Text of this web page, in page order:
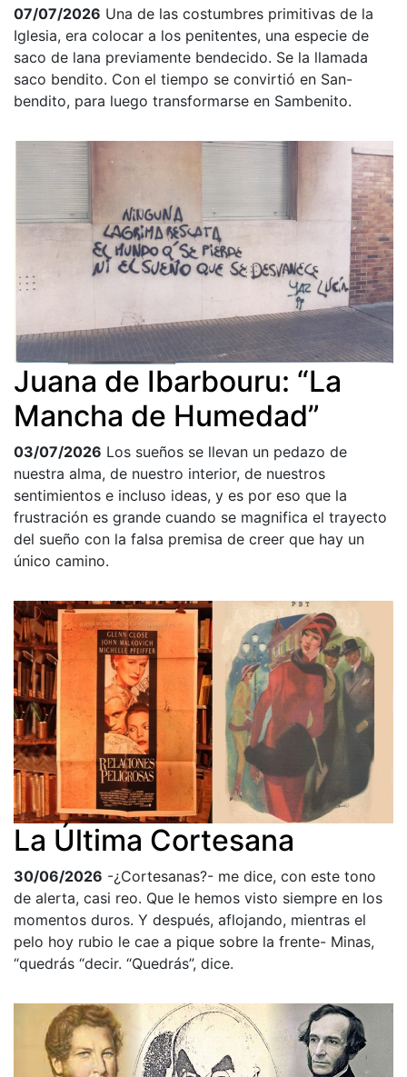
07/07/2026 Una de las costumbres primitivas de la
Iglesia, era colocar a los penitentes, una especie de
saco de lana previamente bendecido. Se la llamada
saco bendito. Con el tiempo se convirtió en San-
bendito, para luego transformarse en Sambenito.
Juana de Ibarbouru: “La
Mancha de Humedad”
03/07/2026 Los sueños se llevan un pedazo de
nuestra alma, de nuestro interior, de nuestros
sentimientos e incluso ideas, y es por eso que la
frustración es grande cuando se magnifica el trayecto
del sueño con la falsa premisa de creer que hay un
único camino.
La Última Cortesana
30/06/2026 -¿Cortesanas?- me dice, con este tono
de alerta, casi reo. Que le hemos visto siempre en los
momentos duros. Y después, aflojando, mientras el
pelo hoy rubio le cae a pique sobre la frente- Minas,
“quedrás “decir. “Quedrás”, dice.